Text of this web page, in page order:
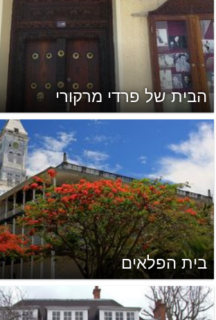
הבית של פרדי מרקורי
בית הפלאים